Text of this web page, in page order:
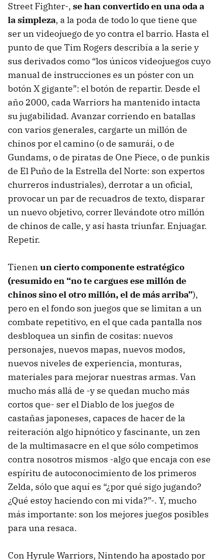
Street Fighter-, se han convertido en una oda a
la simpleza, a la poda de todo lo que tiene que
ser un videojuego de yo contra el barrio. Hasta el
punto de que Tim Rogers describía a la serie y
sus derivados como “los únicos videojuegos cuyo
manual de instrucciones es un póster con un
botón X gigante”: el botón de repartir. Desde el
año 2000, cada Warriors ha mantenido intacta
su jugabilidad. Avanzar corriendo en batallas
con varios generales, cargarte un millón de
chinos por el camino (o de samurái, o de
Gundams, o de piratas de One Piece, o de punkis
de El Puño de la Estrella del Norte: son expertos
churreros industriales), derrotar a un oficial,
provocar un par de recuadros de texto, disparar
un nuevo objetivo, correr llevándote otro millón
de chinos de calle, y así hasta triunfar. Enjuagar.
Repetir.
Tienen un cierto componente estratégico
(resumido en “no te cargues ese millón de
chinos sino el otro millón, el de más arriba”),
pero en el fondo son juegos que se limitan a un
combate repetitivo, en el que cada pantalla nos
desbloquea un sinfin de cositas: nuevos
personajes, nuevos mapas, nuevos modos,
nuevos niveles de experiencia, monturas,
materiales para mejorar nuestras armas. Van
mucho más allá de -y se quedan mucho más
cortos que- ser el Diablo de los juegos de
castañas japoneses, capaces de hacer de la
reiteración algo hipnótico y fascinante, un zen
de la multimasacre en el que sólo competimos
contra nosotros mismos -algo que encaja con ese
espíritu de autoconocimiento de los primeros
Zelda, sólo que aquí es “¿por qué sigo jugando?
¿Qué estoy haciendo con mi vida?”-. Y, mucho
más importante: son los mejores juegos posibles
para una resaca.
Con Hyrule Warriors, Nintendo ha apostado por